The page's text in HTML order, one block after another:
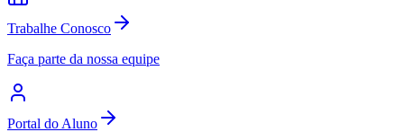
Trabalhe Conosco
Faça parte da nossa equipe
Portal do Aluno